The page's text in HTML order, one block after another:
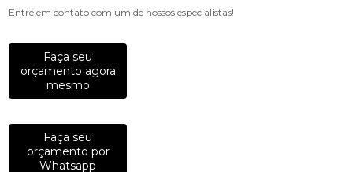
Entre em contato com um de nossos especialistas!
Faça seu
orçamento agora
mesmo
Faça seu
orçamento por
Whatsapp